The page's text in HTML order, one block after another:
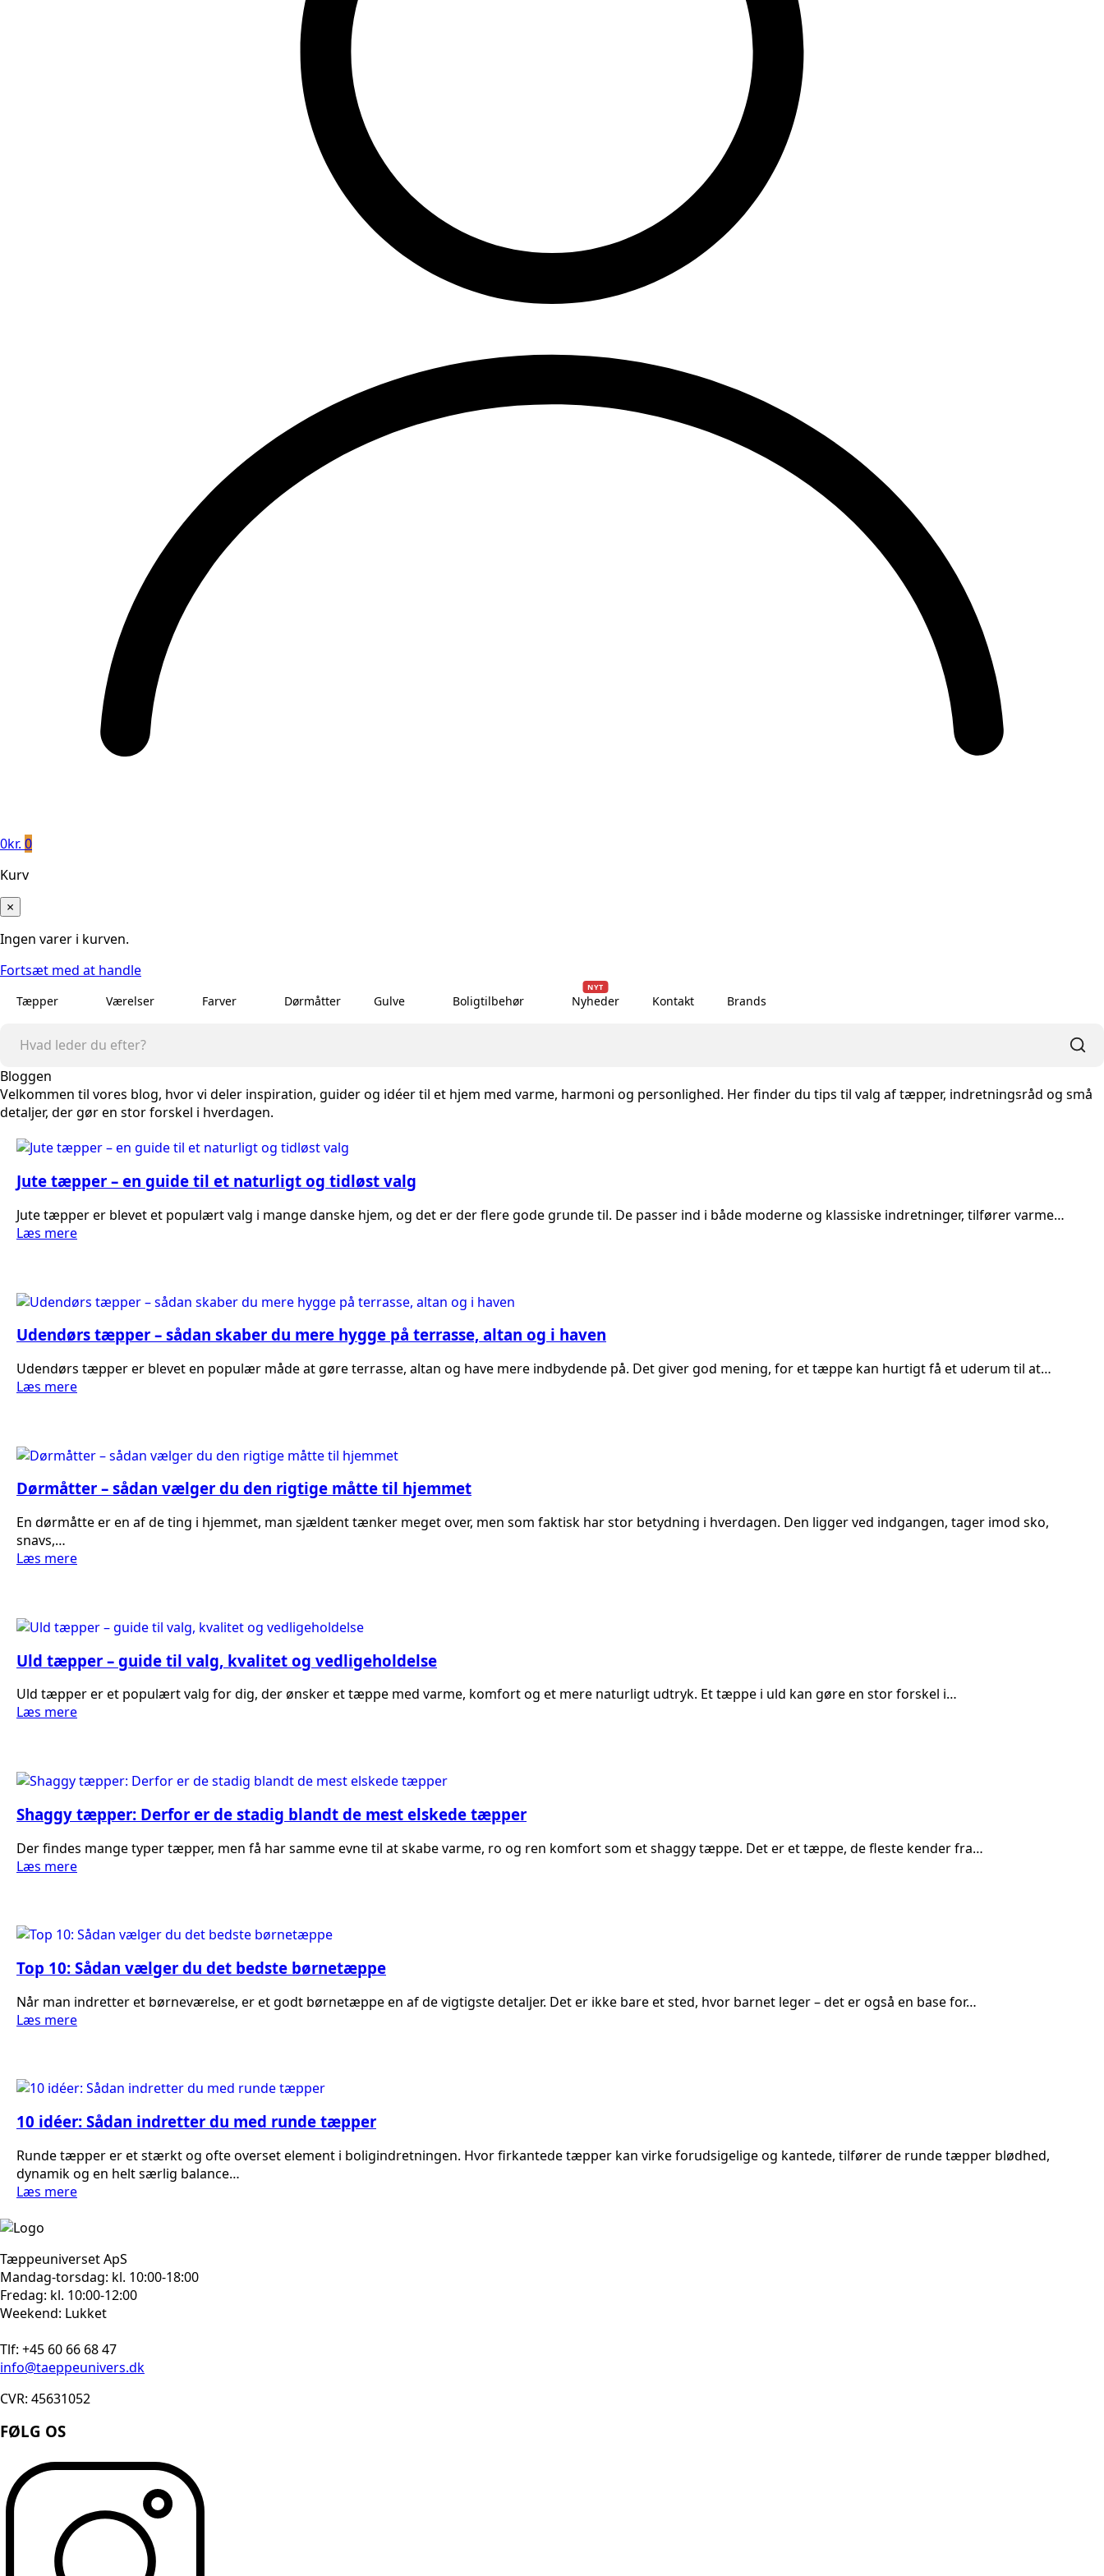
0kr. 0
Kurv
×
Ingen varer i kurven.
Fortsæt med at handle
Tæpper Værelser Farver Dørmåtter Gulve Boligtilbehør Nyheder
NYT
Kontakt Brands
Bloggen
Velkommen til vores blog, hvor vi deler inspiration, guider og idéer til et hjem med varme, harmoni og personlighed. Her finder du tips til valg af tæpper, indretningsråd og små
detaljer, der gør en stor forskel i hverdagen.
Jute tæpper – en guide til et naturligt og tidløst valg
Jute tæpper er blevet et populært valg i mange danske hjem, og det er der flere gode grunde til. De passer ind i både moderne og klassiske indretninger, tilfører varme…
Læs mere
Udendørs tæpper – sådan skaber du mere hygge på terrasse, altan og i haven
Udendørs tæpper er blevet en populær måde at gøre terrasse, altan og have mere indbydende på. Det giver god mening, for et tæppe kan hurtigt få et uderum til at…
Læs mere
Dørmåtter – sådan vælger du den rigtige måtte til hjemmet
En dørmåtte er en af de ting i hjemmet, man sjældent tænker meget over, men som faktisk har stor betydning i hverdagen. Den ligger ved indgangen, tager imod sko,
snavs,…
Læs mere
Uld tæpper – guide til valg, kvalitet og vedligeholdelse
Uld tæpper er et populært valg for dig, der ønsker et tæppe med varme, komfort og et mere naturligt udtryk. Et tæppe i uld kan gøre en stor forskel i…
Læs mere
Shaggy tæpper: Derfor er de stadig blandt de mest elskede tæpper
Der findes mange typer tæpper, men få har samme evne til at skabe varme, ro og ren komfort som et shaggy tæppe. Det er et tæppe, de fleste kender fra…
Læs mere
Top 10: Sådan vælger du det bedste børnetæppe
Når man indretter et børneværelse, er et godt børnetæppe en af de vigtigste detaljer. Det er ikke bare et sted, hvor barnet leger – det er også en base for…
Læs mere
10 idéer: Sådan indretter du med runde tæpper
Runde tæpper er et stærkt og ofte overset element i boligindretningen. Hvor firkantede tæpper kan virke forudsigelige og kantede, tilfører de runde tæpper blødhed,
dynamik og en helt særlig balance…
Læs mere
Tæppeuniverset ApS
Mandag-torsdag: kl. 10:00-18:00
Fredag: kl. 10:00-12:00
Weekend: Lukket
Tlf: +45 60 66 68 47
info@taeppeunivers.dk
CVR: 45631052
FØLG OS